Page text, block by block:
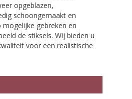
opgeblazen,
schoongemaakt en
gebreken en
de stiksels. Wij bieden u
voor een realistische